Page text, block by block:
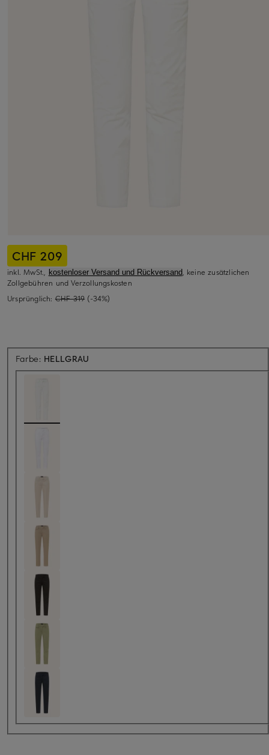
CHF 209
inkl. MwSt., kostenloser Versand und Rückversand, keine zusätzlichen
Zollgebühren und Verzollungskosten
Ursprünglich: CHF 319 (-34%)
Farbe: HELLGRAU